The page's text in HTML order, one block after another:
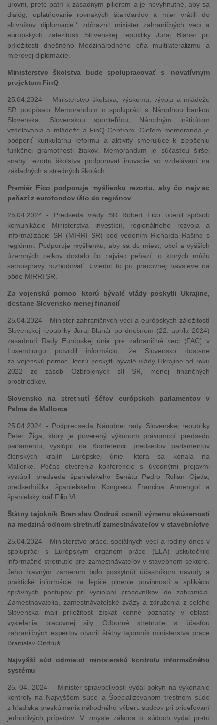
úrovni, preto patrí k zásadným pilierom a je nevyhnutné, aby sa
dialóg, uplatňovanie rovnakých štandardov a mier vrátili do
slovníkov diplomacie,“ zdôraznil minister zahraničných vecí a
európskych záležitostí Slovenskej republiky Juraj Blanár pri
príležitosti dnešného Medzinárodného dňa multilateralizmu a
mierovej diplomacie.
Ministerstvo školstva bude spolupracovať s inovatívnym
projektom FinQ
25.04.2024 – Ministerstvo školstva, výskumu, vývoja a mládeže
SR podpísalo Memorandum o spolupráci s Národnou bankou
Slovenska, Slovenskou sporiteľňou, Národným inštitútom
vzdelávania a mládeže a FinQ Centrom. Cieľom memoranda je
podporiť kurikulárnu reformu a aktivity smerujúce k zlepšeniu
funkčnej gramotnosti žiakov. Memorandum je súčasťou širšej
snahy rezortu školstva podporovať inovácie vo vzdelávaní na
základných a stredných školách.
Premiér Fico podporuje myšlienku rezortu, aby čo najviac
peňazí z eurofondov išlo do regiónov
25.04.2024 - Predseda vlády SR Robert Fico ocenil spôsob
komunikácie Ministerstva investícií, regionálneho rozvoja a
informatizácie SR (MIRRI SR) pod vedením Richarda Rašiho s
regiónmi. Podporuje myšlienku, aby sa do miest, obcí a vyšších
územných celkov dostalo čo najviac peňazí, o ktorých môžu
samosprávy rozhodovať. Uviedol to po pracovnej návšteve na
pôde MIRRI SR.
Za vojenskú pomoc, ktorú bývalé vlády poskytli Ukrajine,
dostane Slovensko menej financií
25.04.2024 - Minister zahraničných vecí a európskych záležitostí
Slovenskej republiky Juraj Blanár po dnešnom (22. apríla 2024)
zasadnutí Rady Európskej únie pre zahraničné veci (FAC) v
Luxemburgu potvrdil informáciu, že Slovensko dostane
za vojenskú pomoc, ktorú poskytli bývalé vlády Ukrajine od roku
2022 zo zásob Ozbrojených síl SR, menej finančných
prostriedkov.
Slovensko na stretnutí šéfov európskch parlamentov v
Palma de Mallorca
25.04.2024 - Podpredseda Národnej rady Slovenskej republiky
Peter Žiga, ktorý je poverený výkonom právomocí predsedu
parlamentu, vystúpil na Konferencii predsedov parlamentov
členských krajín Európskej únie, ktorá sa konala na
Mallorke. Počas otvorenia konferencie s úvodnými prejavmi
vystúpili predseda španielskeho Senátu Pedro Rollán Ojeda,
predsedníčka španielskeho Kongresu Francina Armengol a
španielsky kráľ Filip VI.
Štátny tajokník Branislav Ondruš ocenil výmenu skúseností
na medzinárodnom stretnutí zamestnávateľov v stavebníctve
25.04.2024 - Ministerstvo práce, sociálnych vecí a rodiny dnes v
spolupráci s Európskym orgánom práce (ELA) uskutočnilo
informačné stretnutie pre zamestnávateľov v stavebnom sektore.
Jeho hlavným zámerom bolo poskytnúť účastníkom návody a
praktické informácie na lepšie plnenie povinností a aplikáciu
správnych postupov pri vysielaní pracovníkov do zahraničia.
Zamestnávatelia, zamestnávateľské zväzy a združenia z celého
Slovenska mali príležitosť získať cenné poznatky v oblasti
vysielania pracovnej sily. Odborné stretnutie s účasťou
zahraničných expertov otvoril štátny tajomník ministerstva práce
Branislav Ondruš.
Najvyšší súd odmietol ministerskú kontrolu informačného
systému
25. 04. 2024 - Minister spravodlivosti vydal pokyn na vykonanie
kontroly na Najvyššom súde a Špecializovanom trestnom súde
z hľadiska preskúmania náhodného výberu sudcov pri prideľovaní
jednotlivých prípadov. V zmysle zákona o súdoch vydal preto